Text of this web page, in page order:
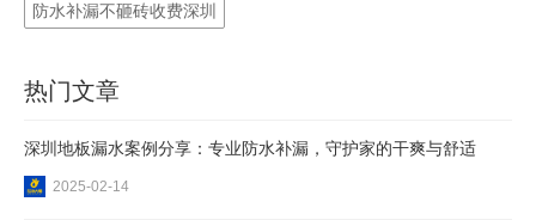
防水补漏不砸砖收费深圳
热门文章
深圳地板漏水案例分享：专业防水补漏，守护家的干爽与舒适
2025-02-14